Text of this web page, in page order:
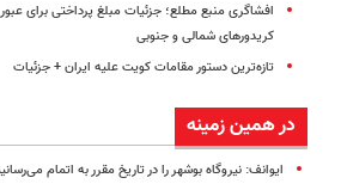
افشاگری منبع مطلع؛ جزئیات مبلغ پرداختی برای
کریدورهای شمالی و جنوبی
تازه‌ترین دستور مقامات کویت علیه ایران + جزئیات
در همین زمینه
ایوانف: نیروگاه بوشهر را در تاریخ مقرر به اتمام